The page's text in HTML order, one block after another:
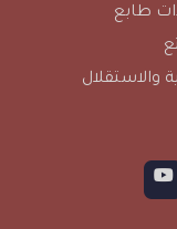
طابع
والاستقلال